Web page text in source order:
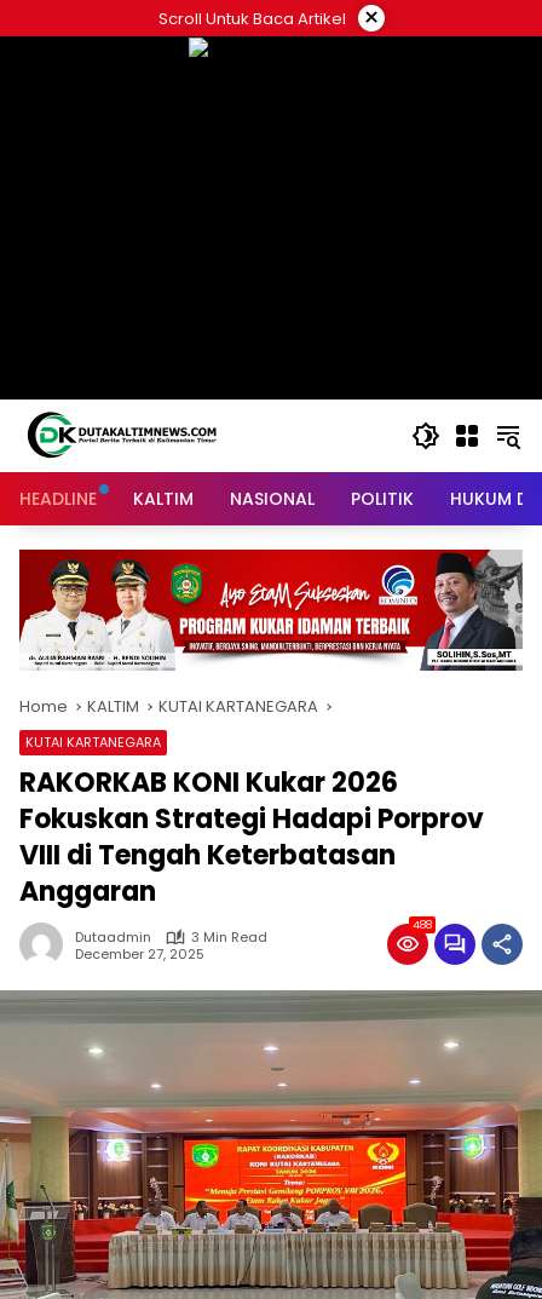
to
Scroll Untuk Baca Artikel ×
HEADLINE KALTIM NASIONAL POLITIK HUKUM
Home KALTIM KUTAI KARTANEGARA
KUTAI KARTANEGARA
RAKORKAB KONI Kukar 2026
Fokuskan Strategi Hadapi Porprov
VIII di Tengah Keterbatasan
Anggaran
Dutaadmin
3 Min Read
December 27, 2025
488